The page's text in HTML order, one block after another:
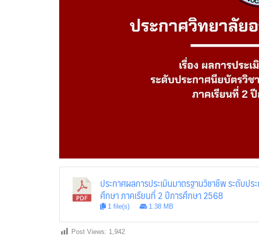
ประกาศผลการประเมินมาตรฐานวิชาชีพ ระดับป
ศึกษา ภาคเรียนที่ 2 ปีการศึกษา 2568
1 file(s) 1.38 MB
Post Views: 1,942